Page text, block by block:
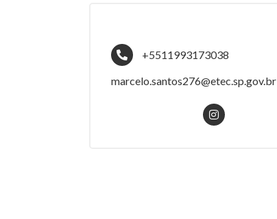
+5511993173038
marcelo.santos276@etec.sp.gov.br